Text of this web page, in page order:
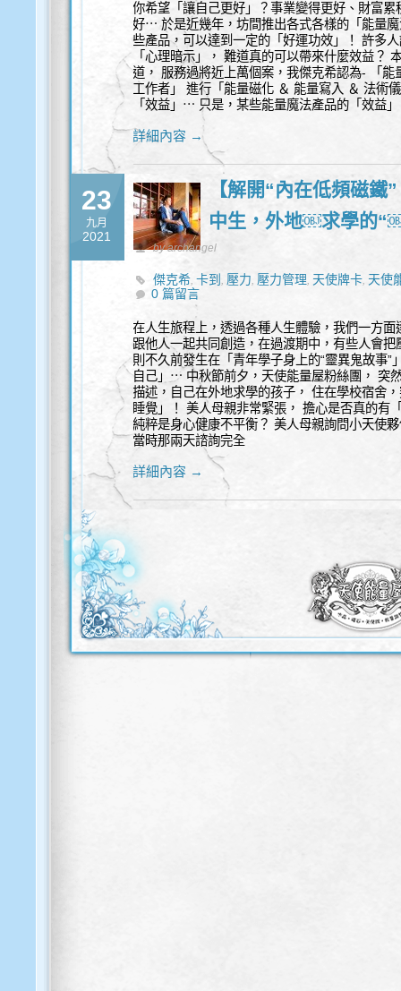
你希望「讓自己更好」？事業變得更好、財富
好⋯ 於是近幾年，坊間推出各式各樣的「能量
些產品，可以達到一定的「好運功效」！ 許多
「心理暗示」， 難道真的可以帶來什麼效益？
道， 服務過將近上萬個案，我傑克希認為- 「
工作者」 進行「能量磁化 ＆ 能量寫入 ＆ 法術
「效益」⋯ 只是，某些能量魔法產品的「效益
詳細內容 →
23
九月
2021
【解開“內在低頻磁
中生，外地￼求學的
by archangel
傑克希,卡到 , 壓力, 壓力管理, 天使牌卡, 天使
諮詢,青少年
0 篇留言
在人生旅程上，透過各種人生體驗，我們一方
跟他人一起共同創造，在過渡期中，有些人會
則不久前發生在「青年學子身上的“靈異鬼故事
自己」⋯ 中秋節前夕，天使能量屋粉絲團， 突
描述，自己在外地求學的孩子， 住在學校宿舍
睡覺」！ 美人母親非常緊張， 擔心是否真的有
純粹是身心健康不平衡？ 美人母親詢問小天使
當時那兩天諮詢完全
詳細內容 →